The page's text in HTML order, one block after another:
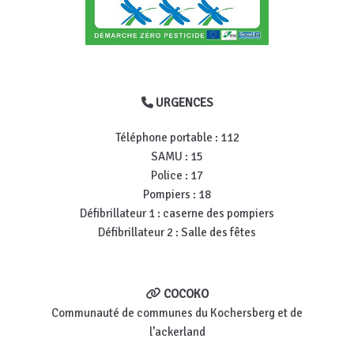
URGENCES
Téléphone portable : 112
SAMU : 15
Police : 17
Pompiers : 18
Défibrillateur 1 : caserne des pompiers
Défibrillateur 2 : Salle des fêtes
COCOKO
Communauté de communes du Kochersberg et de
l’ackerland